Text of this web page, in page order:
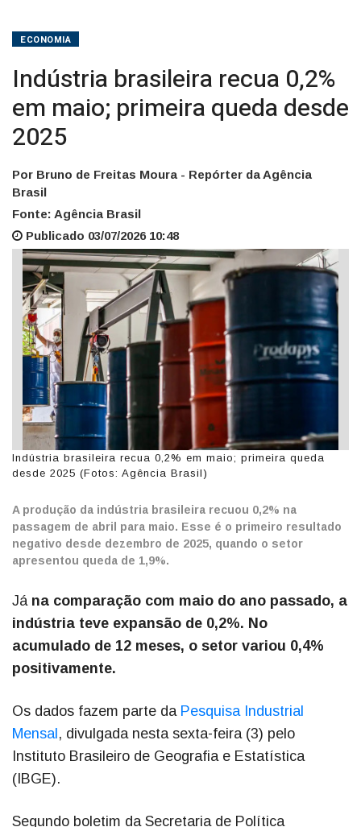
ECONOMIA
Indústria brasileira recua 0,2%
em maio; primeira queda desde
2025
Por Bruno de Freitas Moura - Repórter da Agência
Brasil
Fonte: Agência Brasil
Publicado 03/07/2026 10:48
Indústria brasileira recua 0,2% em maio; primeira queda
desde 2025 (Fotos: Agência Brasil)
A produção da indústria brasileira recuou 0,2% na
passagem de abril para maio. Esse é o primeiro resultado
negativo desde dezembro de 2025, quando o setor
apresentou queda de 1,9%.
Jána comparação com maio do ano passado, a
indústria teve expansão de 0,2%. No
acumulado de 12 meses, o setor variou 0,4%
positivamente.
Os dados fazem parte da Pesquisa Industrial
Mensal , divulgada nesta sexta-feira (3) pelo
Instituto Brasileiro de Geografia e Estatística
(IBGE).
Segundo boletim da Secretaria de Política